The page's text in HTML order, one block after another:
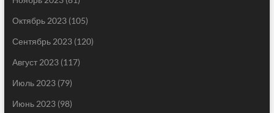
Октябрь 2023(105)
Сентябрь 2023(120)
Август 2023(117)
Июль 2023(79)
Июнь 2023(98)